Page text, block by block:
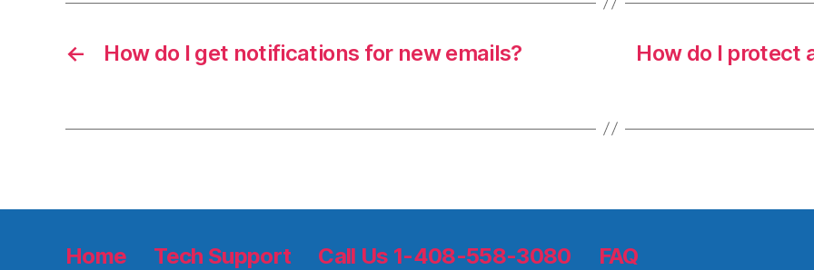
← How do I get notifications for new emails?
How do I protect
Home Tech Support Call Us 1-408-558-3080 FAQ